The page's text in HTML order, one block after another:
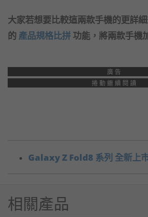
大家若想要比較這兩款手機的更詳
的 產品規格比拼 功能，將兩款手機
廣告
捲動繼續閱讀
Galaxy Z Fold8 系列 全新上
相關產品